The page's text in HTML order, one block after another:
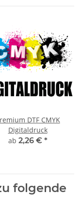
DTF CMYK
Digitaldruck
ab 2,26 € *
folgende